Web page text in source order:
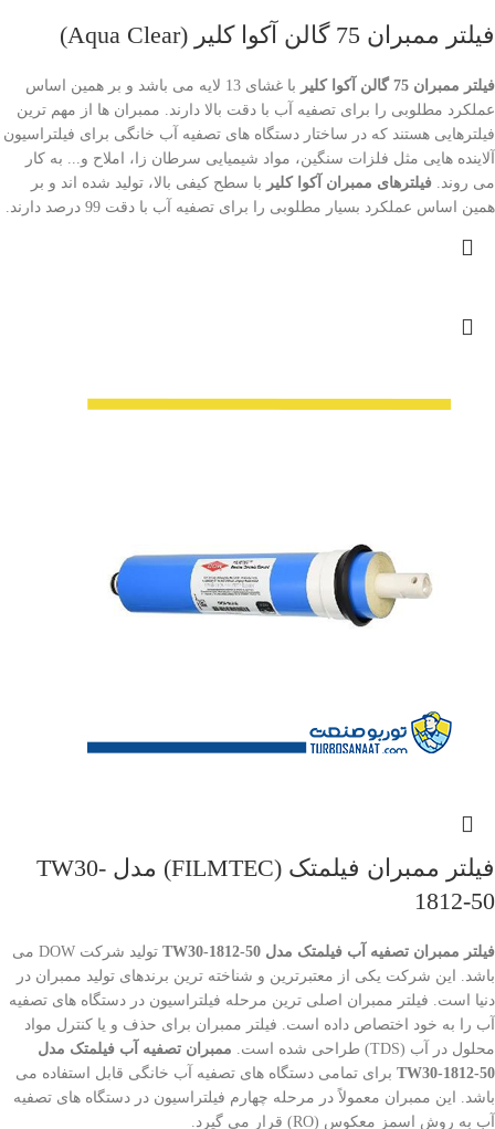
فیلتر ممبران 75 گالن آکوا کلیر (Aqua Clear)
فیلتر ممبران 75 گالن آکوا کلیر
با غشای 13 لایه می باشد و بر همین اساس
عملکرد مطلوبی را برای تصفیه آب با دقت بالا دارند. ممبران ها از مهم ترین
فیلترهایی هستند که در ساختار دستگاه های تصفیه آب خانگی برای فیلتراسیون
آلاینده هایی مثل فلزات سنگین، مواد شیمیایی سرطان زا، املاح و... به کار
می روند. فیلترهای ممبران آکوا کلیر با سطح کیفی بالا، تولید شده اند و بر
همین اساس عملکرد بسیار مطلوبی را برای تصفیه آب با دقت 99 درصد دارند.
فیلتر ممبران فیلمتک (FILMTEC) مدل TW30-
1812-50
فیلتر ممبران تصفیه آب فیلمتک مدل TW30-1812-50
تولید شرکت DOW می
باشد. این شرکت یکی از معتبرترین و شناخته ترین برندهای تولید ممبران در
دنیا است. فیلتر ممبران اصلی ترین مرحله فیلتراسیون در دستگاه های تصفیه
آب را به خود اختصاص داده است. فیلتر ممبران برای حذف و یا کنترل مواد
محلول در آب (TDS) طراحی شده است.
ممبران تصفیه آب فیلمتک مدل
TW30-1812-50 برای تمامی دستگاه های تصفیه آب خانگی قابل استفاده می
باشد. این ممبران معمولاً در مرحله چهارم فیلتراسیون در دستگاه های تصفیه
آب به روش اسمز معکوس (RO) قرار می گیرد.